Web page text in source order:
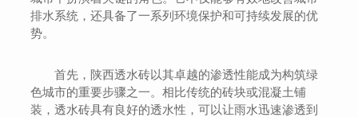
排水系统，还具备了一系列环境保护和可持续发展的优
势。
首先，陕西透水砖以其卓越的渗透性能成为构筑绿
色城市的重要步骤之一。相比传统的砖块或混凝土铺
装，透水砖具有良好的透水性，可以让雨水迅速渗透到